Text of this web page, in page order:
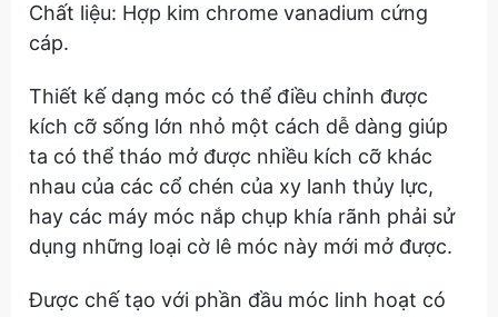
Chất liệu: Hợp kim chrome vanadium cứng
cáp.
Thiết kế dạng móc có thể điều chỉnh được
kích cỡ sống lớn nhỏ một cách dễ dàng giúp
ta có thể tháo mở được nhiều kích cỡ khác
nhau của các cổ chén của xy lanh thủy lực,
hay các máy móc nắp chụp khía rãnh phải sử
dụng những loại cờ lê móc này mới mở được.
Được chế tạo với phần đầu móc linh hoạt có